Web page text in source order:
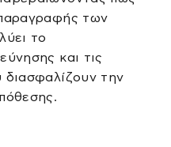
των
το
και τις
την